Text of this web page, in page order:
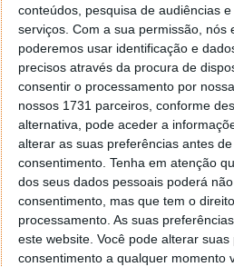
conteúdos, pesquisa de audiências
serviços. Com a sua permissão, nós
poderemos usar identificação e
precisos através da procura de
consentir o processamento por
nossos 1731 parceiros, conforme
alternativa, pode aceder a
alterar as suas preferências antes
consentimento. Tenha em atenção
dos seus dados pessoais poderá
consentimento, mas que tem o
processamento. As suas
este website. Você pode alterar
consentimento a qualquer momento
Vítor M.
7 de
@Reporter
Desculpa mas o link
o MSn Messenger 8.
Responder
Vítor M.
7 de Novembro
@Rui
Tens de encontrar o que te
janela iniciar e no topo
rato faz propriedades. Depois
clica no botão
geral a opção para